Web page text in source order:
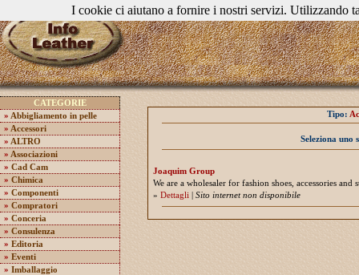
CATEGORIE
» Abbigliamento in pelle
» Accessori
» ALTRO
» Associazioni
» Cad Cam
» Chimica
» Componenti
» Compratori
» Conceria
» Consulenza
» Editoria
» Eventi
» Imballaggio
Tipo:
Seleziona uno
Joaquim Group
We are a wholesaler for fashion shoes, accessories and
» Dettagli Sito internet non disponibile
I cookie ci aiutano a fornire i nostri servizi. Utilizzando